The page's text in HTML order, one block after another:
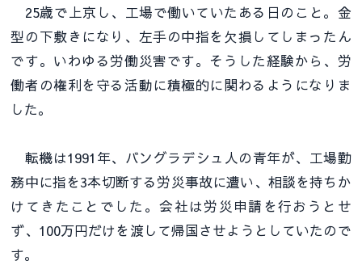
25歳で上京し、工場で働いていたある日のこと。金
型の下敷きになり、左手の中指を欠損してしまったん
です。いわゆる労働災害です。そうした経験から、労
働者の権利を守る活動に積極的に関わるようになりま
した。
転機は1991年、バングラデシュ人の青年が、工場勤
務中に指を3本切断する労災事故に遭い、相談を持ちか
けてきたことでした。会社は労災申請を行おうとせ
ず、100万円だけを渡して帰国させようとしていたので
す。